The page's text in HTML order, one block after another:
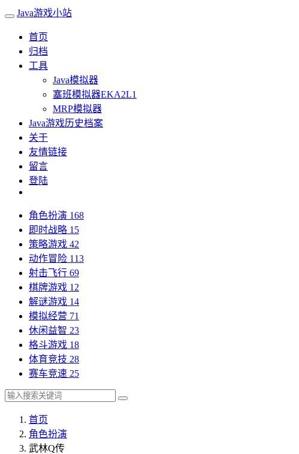
Java游戏小站
首页
归档
工具
Java模拟器
塞班模拟器EKA2L1
MRP模拟器
Java游戏历史档案
关于
友情链接
留言
登陆
角色扮演 168
即时战略 15
策略游戏 42
动作冒险 113
射击飞行 69
棋牌游戏 12
解谜游戏 14
模拟经营 71
休闲益智 23
格斗游戏 18
体育竞技 28
赛车竞速 25
首页
角色扮演
武林Q传